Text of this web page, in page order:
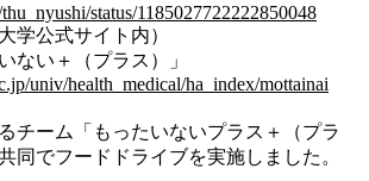
status/1185027722222850048
学公式サイト内）
ない＋（プラス）」
univ/health_medical/ha_index/mottainai
チーム「もったいないプラス＋（プラ
同でフードドライブを実施しました。